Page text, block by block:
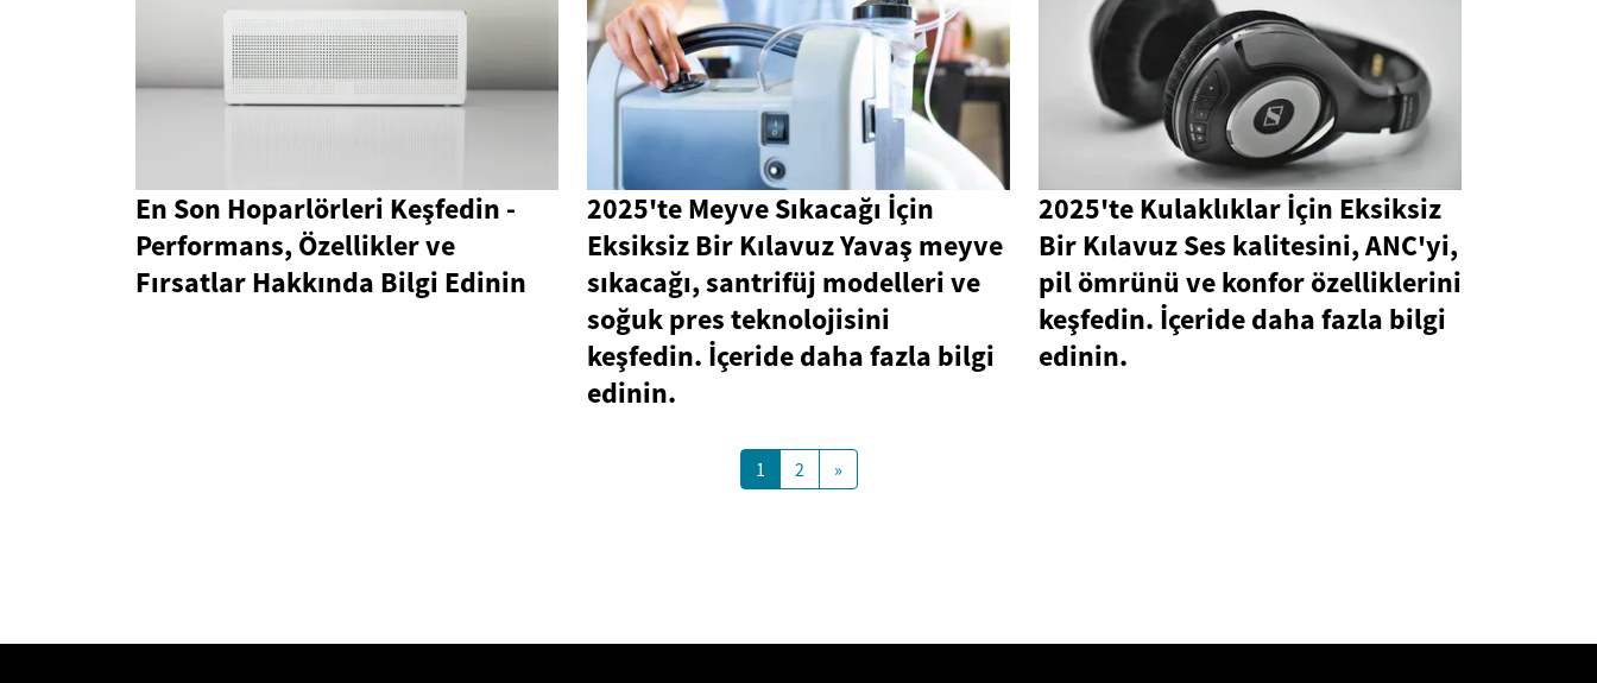
En Son Hoparlörleri Keşfedin -
Performans, Özellikler ve
Fırsatlar Hakkında Bilgi Edinin
2025'te Meyve Sıkacağı İçin
Eksiksiz Bir Kılavuz Yavaş meyve
sıkacağı, santrifüj modelleri ve
soğuk pres teknolojisini
keşfedin. İçeride daha fazla bilgi
edinin.
2025'te Kulaklıklar İçin Eksiksiz
Bir Kılavuz Ses kalitesini, ANC'yi,
pil ömrünü ve konfor özelliklerini
keşfedin. İçeride daha fazla bilgi
edinin.
1 2 »